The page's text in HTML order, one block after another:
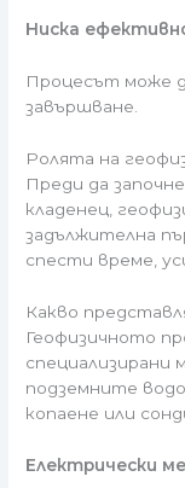
Ниска
Процесът може
завършване.
Ролята на
Преди да
кладенец,
задължителна
спести време,
Какво
Геофизичното
специализирани
подземните
копаене или
Електрически